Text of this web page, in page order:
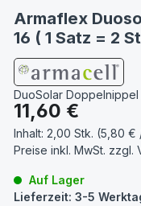
Armaflex
16 ( 1 Satz = 2
DuoSolar Doppelnippel
Regulärer Preis:
11,60 €
Inhalt: 2,00 Stk. (5,80 €
Preise inkl. MwSt. zzgl.
Auf Lager
Lieferzeit: 3-5